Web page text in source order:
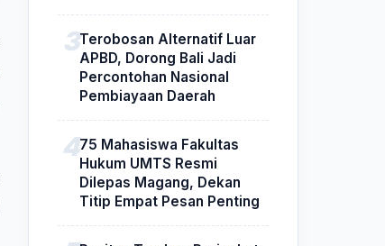
Terobosan Alternatif Luar
APBD, Dorong Bali Jadi
Percontohan Nasional
Pembiayaan Daerah
75 Mahasiswa Fakultas
Hukum UMTS Resmi
Dilepas Magang, Dekan
Titip Empat Pesan Penting